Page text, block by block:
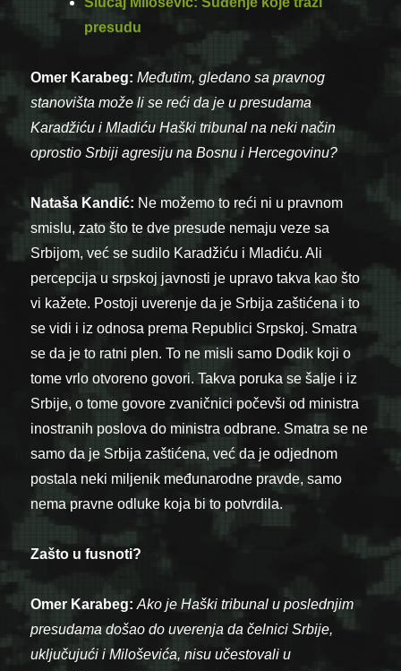
presudu
Omer Karabeg:Međutim, gledano sa pravnog
stanovišta može li se reći da je u presudama
Karadžiću i Mladiću Haški tribunal na neki način
oprostio Srbiji agresiju na Bosnu i Hercegovinu?
Nataša Kandić: Ne možemo to reći ni u pravnom
smislu, zato što te dve presude nemaju veze sa
Srbijom, već se sudilo Karadžiću i Mladiću. Ali
percepcija u srpskoj javnosti je upravo takva kao što
vi kažete. Postoji uverenje da je Srbija zaštićena i to
se vidi i iz odnosa prema Republici Srpskoj. Smatra
se da je to ratni plen. To ne misli samo Dodik koji o
tome vrlo otvoreno govori. Takva poruka se šalje i iz
Srbije, o tome govore zvaničnici počevši od ministra
inostranih poslova do ministra odbrane. Smatra se ne
samo da je Srbija zaštićena, već da je odjednom
postala neki miljenik međunarodne pravde, samo
nema pravne odluke koja bi to potvrdila.
Zašto u fusnoti?
Omer Karabeg:Ako je Haški tribunal u poslednjim
presudama došao do uverenja da čelnici Srbije,
uključujući i Miloševića, nisu učestovali u